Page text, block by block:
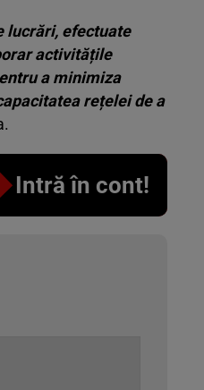
lucrări, efectuate
activitățile
a minimiza
rețelei de a
Intră în cont!